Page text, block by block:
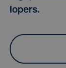
lopers.